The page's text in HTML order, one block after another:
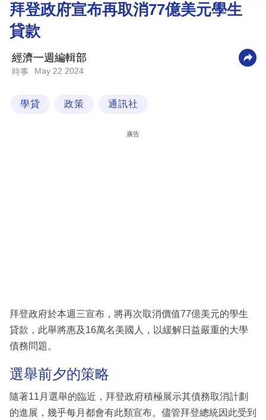
財
業
科
區
拜登政府宣布再取消77億美元學生
貸款
經濟一週編輯部
時事 May 22 2024
學貸 政策 通訊社
廣告
拜登政府於本週三宣布，將再次取消價值77億美元的學生
貸款，此舉將惠及16萬名美國人，以緩解日益嚴重的大學
債務問題。
選舉前夕的策略
隨著11月選舉的臨近，拜登政府積極展示其債務取消計劃
的進展，幾乎每月都會有此類宣布。儘管拜登總統因此受到